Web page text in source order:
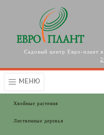
Садовый центр Евро-плант
МЕНЮ
Хвойные растения
Лиственные деревья